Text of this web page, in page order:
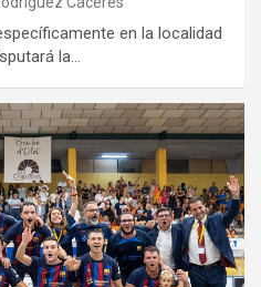
en la localidad
la…